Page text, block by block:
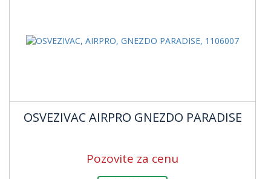
OSVEZIVAC AIRPRO GNEZDO PARADISE
Pozovite za cenu